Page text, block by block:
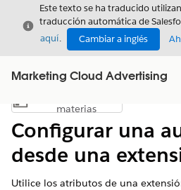
Cerrar
Este texto se ha traducido
traducción automática de
aquí. Cambiar a inglés
Marketing Cloud Advertising
Mostrar índice de materias
materias
Configurar una
desde una
Utilice los atributos de una